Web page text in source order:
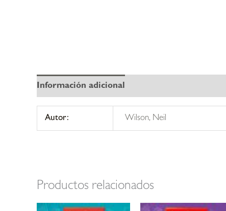
Información adicional
Autor: Wilson, Neil
Productos relacionados